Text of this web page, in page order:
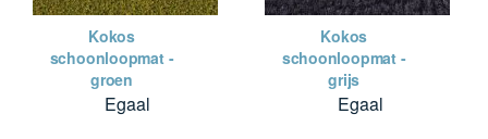
Kokos
schoonloopmat -
groen
Egaal
Kokos
schoonloopmat -
grijs
Egaal